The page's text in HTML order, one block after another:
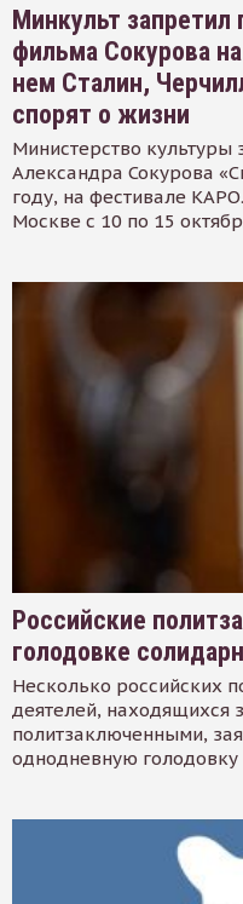
Минкульт запретил
фильма Сокурова
нем Сталин,
спорят о жизни
Министерство культуры
Александра Сокурова
году, на фестивале
Москве с 10 по 15
Российские
голодовке
Несколько российских
деятелей, находящихся
политзаключенными,
однодневную голодовку